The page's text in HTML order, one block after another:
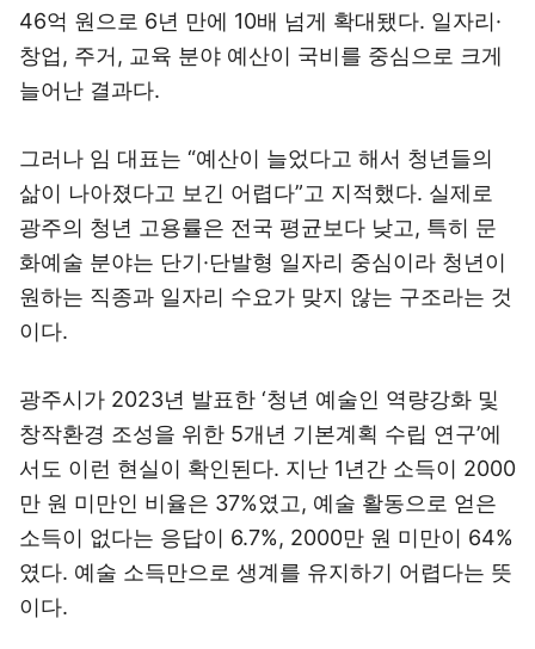
46억 원으로 6년 만에 10배 넘게 확대됐다. 일자리·
창업, 주거, 교육 분야 예산이 국비를 중심으로 크게
늘어난 결과다.
그러나 임 대표는 “예산이 늘었다고 해서 청년들의
삶이 나아졌다고 보긴 어렵다”고 지적했다. 실제로
광주의 청년 고용률은 전국 평균보다 낮고, 특히 문
화예술 분야는 단기·단발형 일자리 중심이라 청년이
원하는 직종과 일자리 수요가 맞지 않는 구조라는 것
이다.
광주시가 2023년 발표한 ‘청년 예술인 역량강화 및
창작환경 조성을 위한 5개년 기본계획 수립 연구’에
서도 이런 현실이 확인된다. 지난 1년간 소득이 2000
만 원 미만인 비율은 37%였고, 예술 활동으로 얻은
소득이 없다는 응답이 6.7%, 2000만 원 미만이 64%
였다. 예술 소득만으로 생계를 유지하기 어렵다는 뜻
이다.